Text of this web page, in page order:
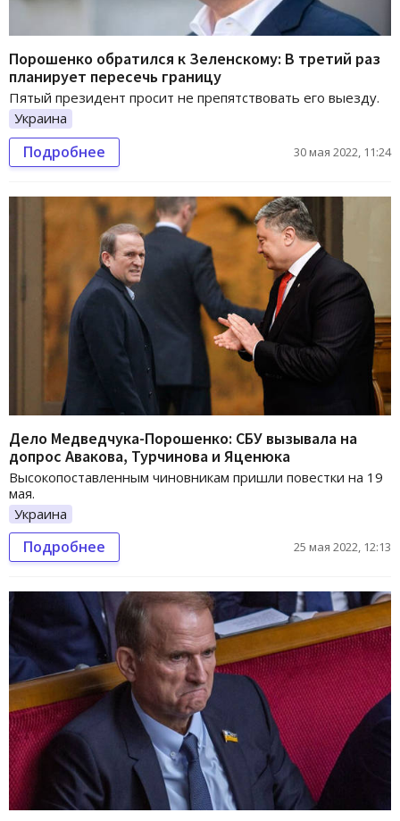
Порошенко обратился к Зеленскому: В третий раз
планирует пересечь границу
Пятый президент просит не препятствовать его выезду.
Украина
Подробнее 30 мая 2022, 11:24
Дело Медведчука-Порошенко: СБУ вызывала на
допрос Авакова, Турчинова и Яценюка
Высокопоставленным чиновникам пришли повестки на 19
мая.
Украина
Подробнее 25 мая 2022, 12:13